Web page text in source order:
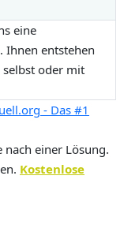
eine
Ihnen entstehen
selbst oder mit
nach einer Lösung.
Kostenlose